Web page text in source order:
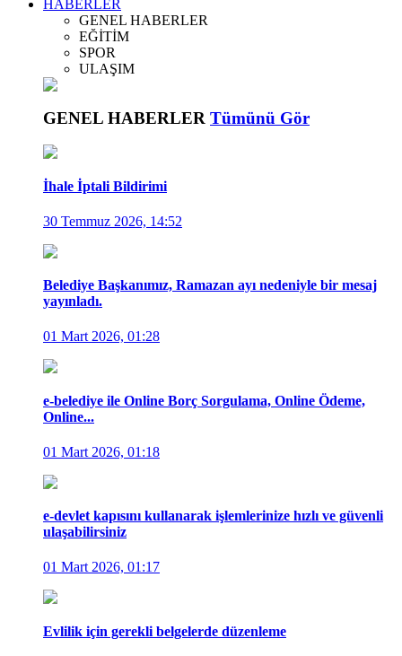
HABERLER
GENEL HABERLER
EĞİTİM
SPOR
ULAŞIM
GENEL HABERLER Tümünü Gör
İhale İptali Bildirimi
30 Temmuz 2026, 14:52
Belediye Başkanımız, Ramazan ayı nedeniyle bir mesaj
yayınladı.
01 Mart 2026, 01:28
e-belediye ile Online Borç Sorgulama, Online Ödeme,
Online...
01 Mart 2026, 01:18
e-devlet kapısını kullanarak işlemlerinize hızlı ve güvenli
ulaşabilirsiniz
01 Mart 2026, 01:17
Evlilik için gerekli belgelerde düzenleme